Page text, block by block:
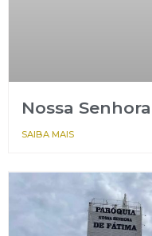
Nossa
SAIBA MAIS